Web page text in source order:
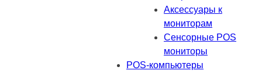
Аксессуары к
мониторам
Сенсорные POS
мониторы
POS-компьютеры